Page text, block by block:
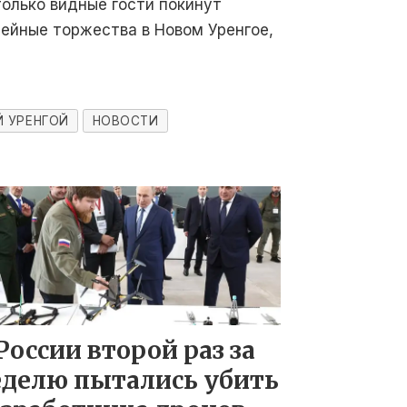
видные гости покинут
торжества в Новом Уренгое,
УРЕНГОЙ НОВОСТИ
второй раз за
пытались убить